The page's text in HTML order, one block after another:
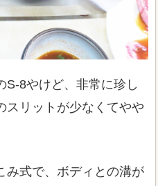
S-8やけど、非常に珍し
スリットが少なくてやや
み式で、ボディとの溝が